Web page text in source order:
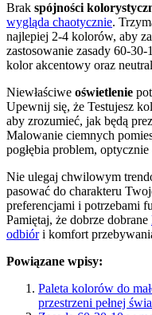
Brak spójności
wygląda chaotycznie.
najlepiej 2-4 kolorów, aby
zastosowanie zasady 60-
kolor akcentowy oraz
Niewłaściwe oświetlenie
Upewnij się, że Testujesz
aby zrozumieć, jak będą
Malowanie ciemnych
pogłębia problem,
Nie ulegaj chwilowym
pasować do charakteru
preferencjami i potrzebami
Pamiętaj, że dobrze dobrane
odbióri komfort
Powiązane wpisy:
Paleta kolorów do
przestrzeni pełnej